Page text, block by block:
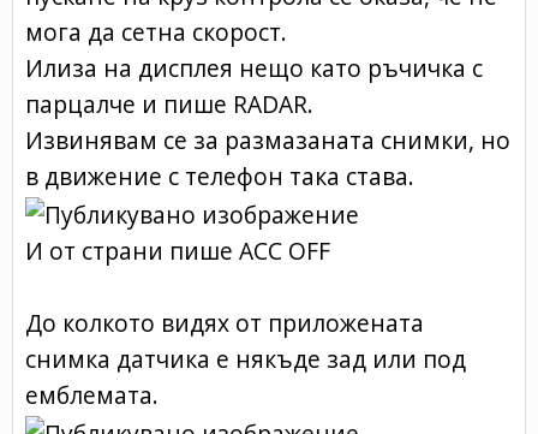
мога да сетна скорост.
Илиза на дисплея нещо като ръчичка с
парцалче и пише RADAR.
Извинявам се за размазаната снимки, но
в движение с телефон така става.
И от страни пише ACC OFF
До колкото видях от приложената
снимка датчика е някъде зад или под
емблемата.